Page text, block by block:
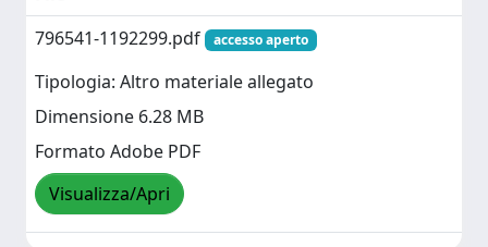
796541-1192299.pdf
accesso aperto
Tipologia: Altro materiale allegato
Dimensione 6.28 MB
Formato Adobe PDF
Visualizza/Apri